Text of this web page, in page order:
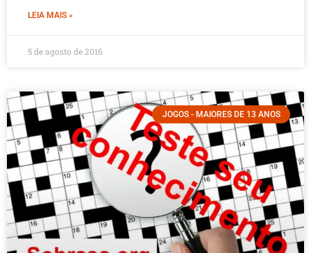
LEIA MAIS »
5 de agosto de 2016
JOGOS - MAIORES DE 13 ANOS